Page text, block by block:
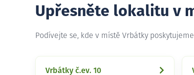
Upřesněte lokalitu v
Podívejte se, kde v místě Vrbátky
Vrbátky č.ev. 10